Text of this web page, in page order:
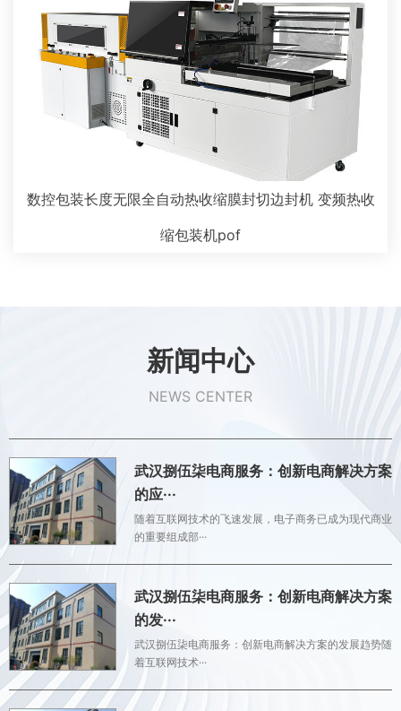
数控包装长度无限全自动热收缩膜封切边封机 变频热收
缩包装机pof
新闻中心
NEWS CENTER
武汉捌伍柒电商服务：创新电商解决方案
的应···
随着互联网技术的飞速发展，电子商务已成为现代商业
的重要组成部···
武汉捌伍柒电商服务：创新电商解决方案
的发···
武汉捌伍柒电商服务：创新电商解决方案的发展趋势随
着互联网技术···